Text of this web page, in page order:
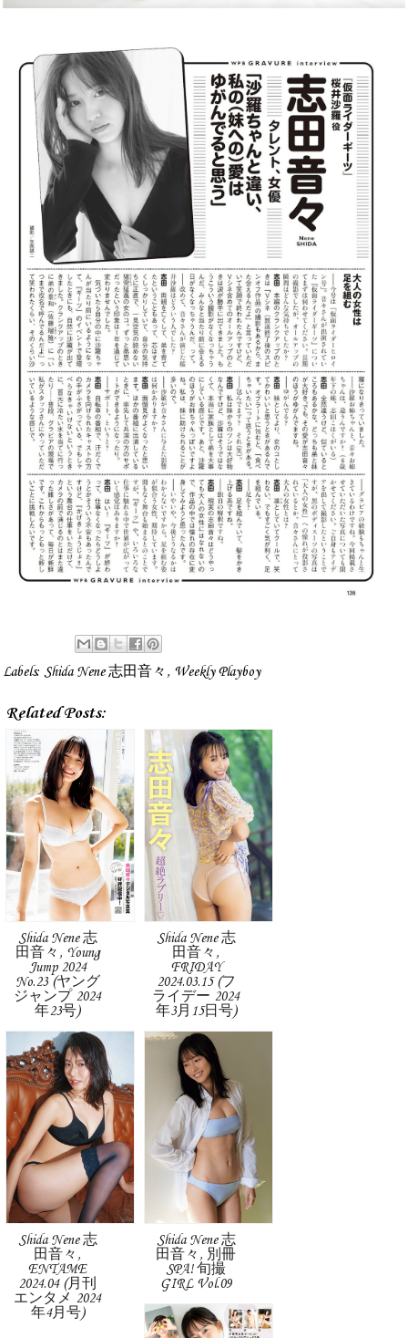
Labels: Shida Nene 志田音々 , Weekly Playboy
Related Posts:
Shida Nene 志
田音々, Young
Jump 2024
No.23 (ヤング
ジャンプ 2024
年23号)
Shida Nene 志
田音々,
FRIDAY
2024.03.15 (フ
ライデー 2024
年3月15日号)
Shida Nene 志
田音々,
ENTAME
2024.04 (月刊
エンタメ 2024
年4月号)
Shida Nene 志
田音々, 別冊
SPA! 旬撮
GIRL Vol.09